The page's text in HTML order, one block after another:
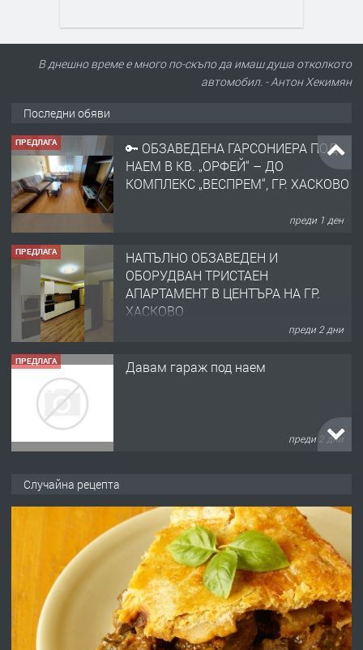
В днешно време е много по-скъпо да имаш душа отколкото
автомобил. - Антон Хекимян
Последни обяви
ПРЕДЛАГА
НАПЪЛНО ОБЗАВЕДЕН И
ОБОРУДВАН ТРИСТАЕН
АПАРТАМЕНТ В ЦЕНТЪРА НА ГР.
преди 2 дни
ПРЕДЛАГА Давам гараж под наем
преди 2 дни
ПРЕДЛАГА
№4120 Магазин/Офис под наем в кв.
преди 2 дни
КУБА
преди 3 дни
ПРЕДЛАГА
Продавам парцел в гр. Хасково кв.
Хисаря до ток, вода,канализация,
асфалт 0889 537 426
Случайна рецепта